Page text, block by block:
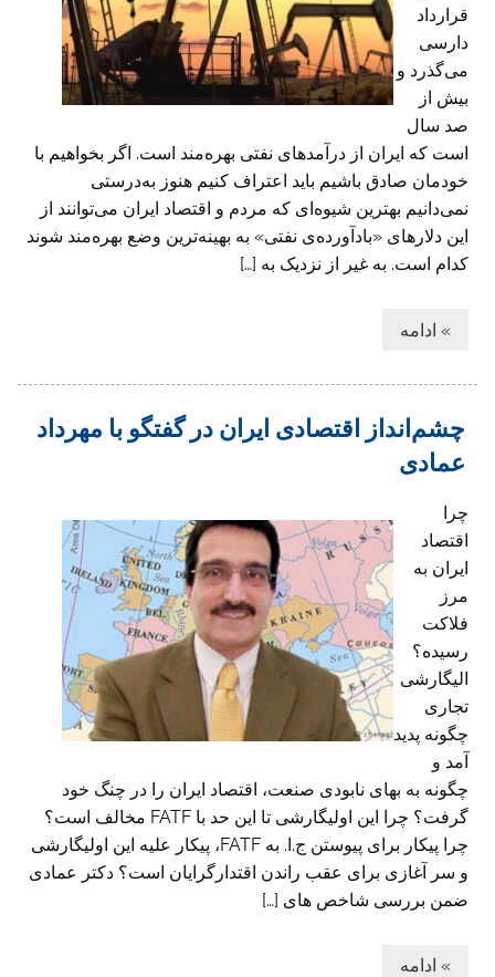
قرارداد
دارسی
می‌گذرد و
بیش از
صد سال
است که ایران از درآمدهای نفتی بهره‌مند است. اگر بخواهیم با
خودمان صادق باشیم باید اعتراف کنیم هنوز به‌درستی
نمی‌دانیم بهترین شیوه‌ای که مردم و اقتصاد ایران می‌توانند از
این دلارهای «بادآورده‌ی نفتی» به بهینه‌ترین وضع بهره‌مند شوند
کدام است. به غیر از نزدیک به […]
» ادامه
چشم‌انداز اقتصادی ایران در گفتگو با مهرداد
عمادی
چرا
اقتصاد
ایران به
مرز
فلاکت
رسیده؟
الیگارشی
تجاری
چگونه پدید
آمد و
چگونه به بهای نابودی صنعت، اقتصاد ایران را در چنگ خود
گرفت؟ چرا این اولیگارشی تا این حد با FATF مخالف است؟
چرا پیکار برای پیوستن ج.ا. به FATF، پیکار علیه این اولیگارشی
و سر آغازی برای عقب راندن اقتدارگرایان است؟ دکتر عمادی
ضمن بررسی شاخص های […]
» ادامه